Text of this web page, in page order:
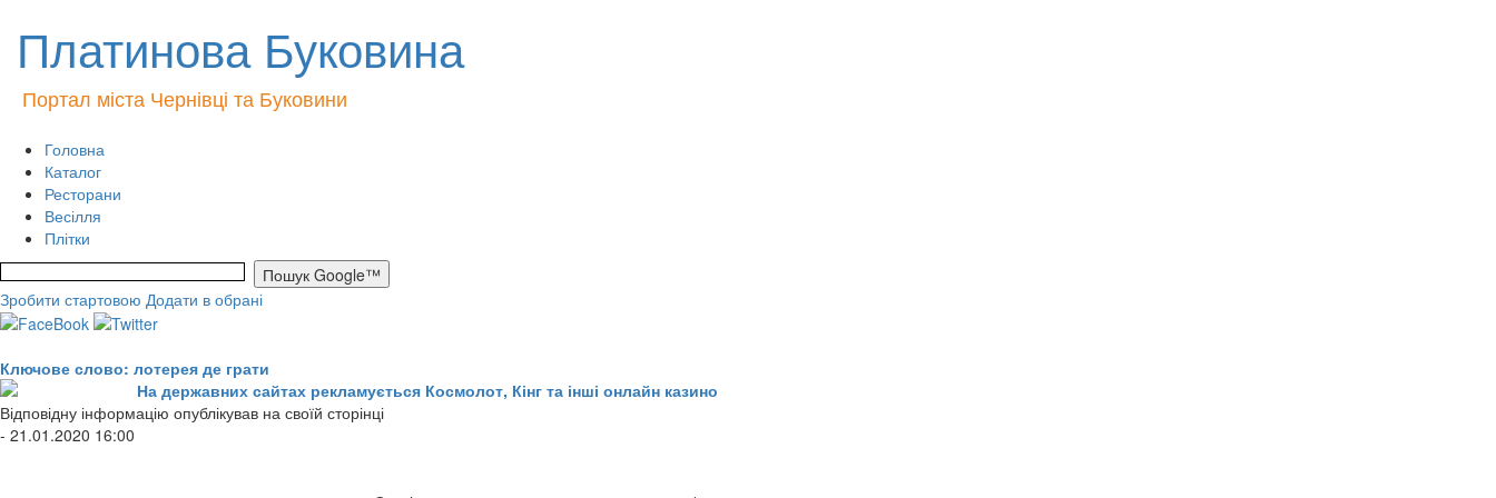
Платинова Буковина
Портал міста Чернівці та Буковини
Головна
Каталог
Ресторани
Весілля
Плітки
Зробити стартовою Додати в обрані
Ключове слово: лотерея де грати
На державних сайтах рекламується Космолот, Кінг та інші онлайн казино
Відповідну інформацію опублікував на своїй сторінці
- 21.01.2020 16:00